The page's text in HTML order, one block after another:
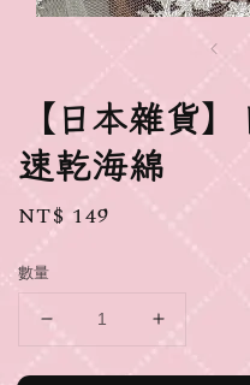
【日本雜貨
速乾海綿
Regular
NT$ 149
數量